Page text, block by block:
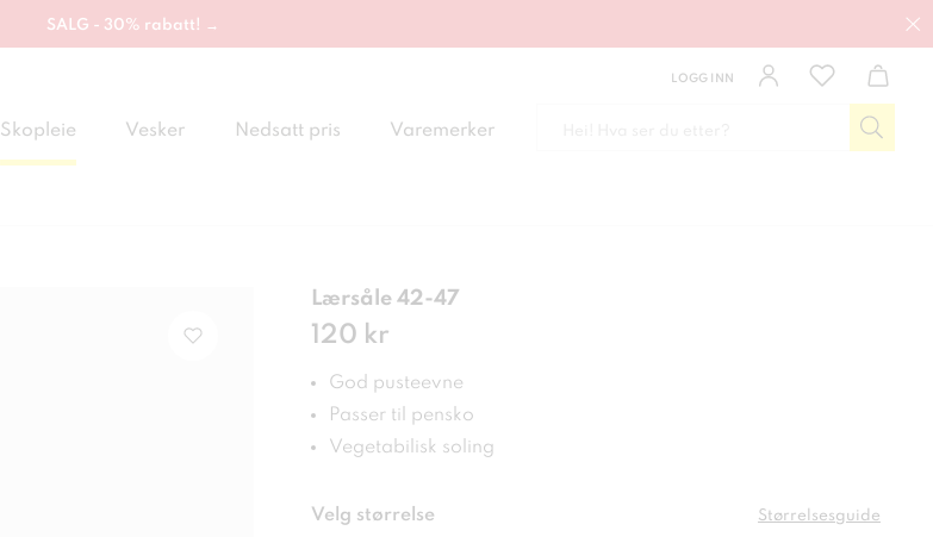
SALG - 30% rabatt! →
LOGG INN
Skopleie Vesker Nedsatt pris Varemerker
Lærsåle 42-47
Pris: 120 kr
120 kr
God pusteevne
Passer til pensko
Vegetabilisk soling
Velg størrelse Størrelsesguide